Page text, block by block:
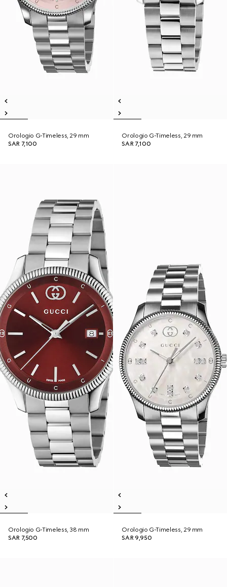
Orologio G-Timeless, 29 mm
SAR 7,100
Orologio G-Timeless, 29 mm
SAR 7,100
Orologio G-Timeless, 38 mm
SAR 7,500
Orologio G-Timeless, 29 mm
SAR 9,950